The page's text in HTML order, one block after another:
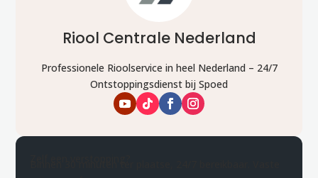
Riool Centrale Nederland
Professionele Rioolservice in heel Nederland – 24/7
Ontstoppingsdienst bij Spoed